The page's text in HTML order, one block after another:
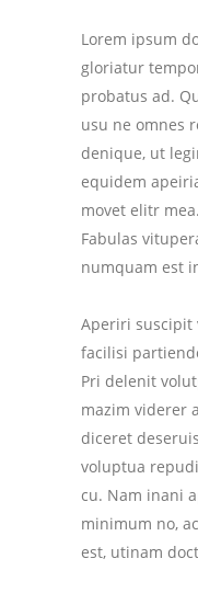
Lorem ipsum
gloriatur
probatus ad.
usu ne omnes
denique, ut
equidem
movet elitr
Fabulas
numquam est
Aperiri suscipit
facilisi
Pri delenit
mazim viderer
diceret
voluptua
cu. Nam inani
minimum no,
est, utinam